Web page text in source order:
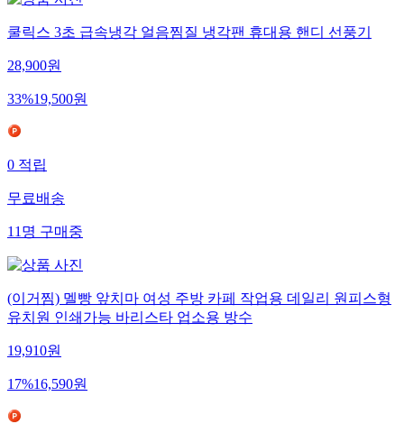
쿨릭스 3초 급속냉각 얼음찜질 냉각팬 휴대용 핸디 선풍기
28,900원
33%19,500원
0적립
무료배송
11명구매중
(이거찜) 멜빵 앞치마 여성 주방 카페 작업용 데일리 원피스형
유치원 인쇄가능 바리스타 업소용 방수
19,910원
17%16,590원